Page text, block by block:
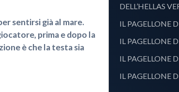
sentirsi già al mare.
prima e dopo la
è che la testa sia
DELL’HELLAS
IL PAGELLONE
IL PAGELLONE
IL PAGELLONE
IL PAGELLONE